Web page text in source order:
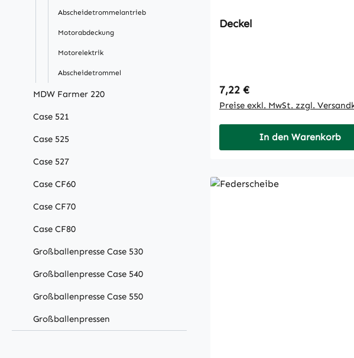
Abscheidetrommelantrieb
Motorabdeckung
Motorelektrik
Abscheidetrommel
MDW Farmer 220
Case 521
Case 525
Case 527
Case CF60
Case CF70
Case CF80
Großballenpresse Case 530
Großballenpresse Case 540
Großballenpresse Case 550
Großballenpressen
Deckel
Regulärer Preis:
7,22 €
Preise exkl. MwSt. zzgl.
In den Warenkorb